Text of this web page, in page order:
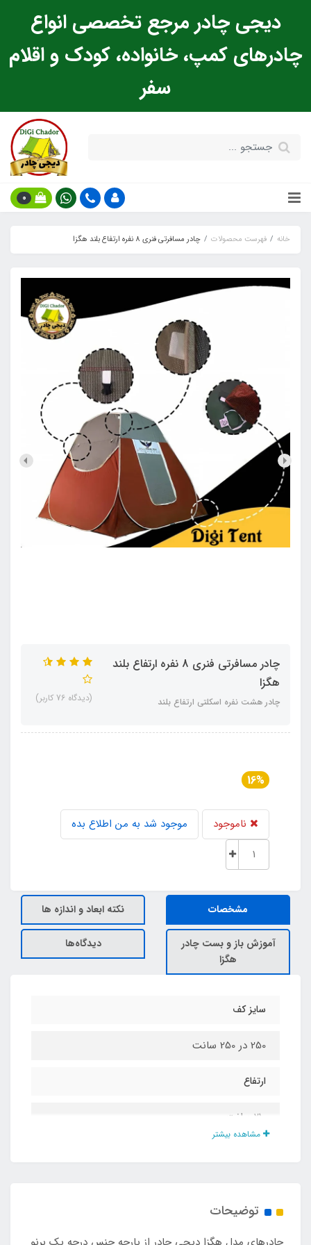
دیجی چادر مرجع تخصصی انواع
چادرهای کمپ، خانواده، کودک و اقلام
سفر
0
خانه فهرست محصولات چادر مسافرتی فنری 8 نفره ارتفاع بلند هگزا
چادر مسافرتی فنری 8 نفره ارتفاع بلند
هگزا
چادر هشت نفره اسکلتی ارتفاع بلند (دیدگاه 76 کاربر)
16%
ناموجود موجود شد به من اطلاع بده
مشخصات نکته ابعاد و اندازه ها
آموزش باز و بست چادر
هگزا
دیدگاه‌ها
سایز کف
250 در 250 سانت
ارتفاع
210 سانت
جنس کف
مشاهده بیشتر
توضیحات